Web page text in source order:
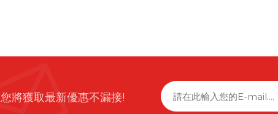
您將獲取最新優惠不漏接!